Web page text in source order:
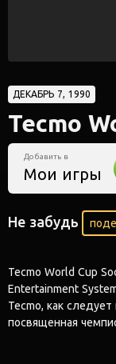
ДЕКАБРЬ 7, 1990
Tecmo
Добавить в
Мои игры
Не забудь
Tecmo World Cup
Entertainment
Tecmo, как
посвященная